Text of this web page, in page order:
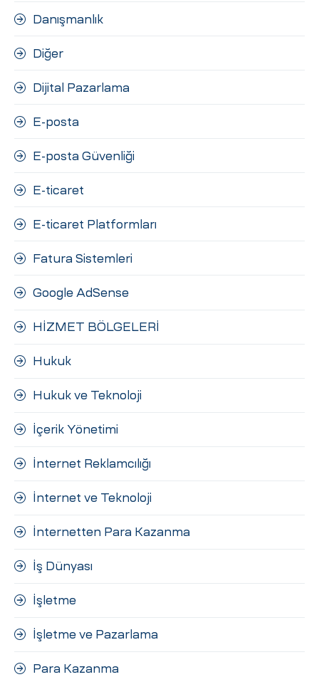
Danışmanlık
Diğer
Dijital Pazarlama
E-posta
E-posta Güvenliği
E-ticaret
E-ticaret Platformları
Fatura Sistemleri
Google AdSense
HİZMET BÖLGELERİ
Hukuk
Hukuk ve Teknoloji
İçerik Yönetimi
İnternet Reklamcılığı
İnternet ve Teknoloji
İnternetten Para Kazanma
İş Dünyası
İşletme
İşletme ve Pazarlama
Para Kazanma